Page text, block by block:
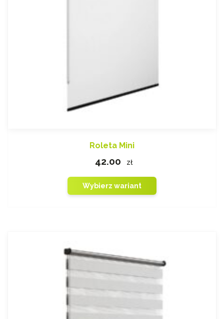
Roleta Mini
42.00 zł
Wybierz wariant